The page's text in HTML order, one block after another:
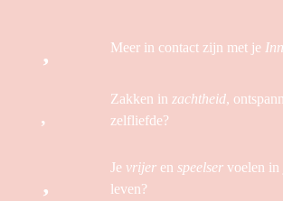
Meer in contact zijn met je
Zakken in zachtheid,
zelfliefde?
Je vrijer enspeelser voelen
leven?